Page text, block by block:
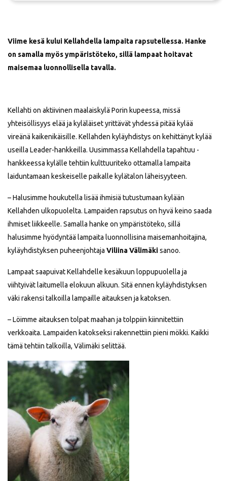
Viime kesä kului Kellahdella lampaita rapsutellessa. Hanke
on samalla myös ympäristöteko, sillä lampaat hoitavat
maisemaa luonnollisella tavalla.
Kellahti on aktiivinen maalaiskylä Porin kupeessa, missä
yhteisöllisyys elää ja kyläläiset yrittävät yhdessä pitää kylää
vireänä kaikenikäisille. Kellahden kyläyhdistys on kehittänyt kylää
useilla Leader-hankkeilla. Uusimmassa Kellahdella tapahtuu -
hankkeessa kylälle tehtiin kulttuuriteko ottamalla lampaita
laiduntamaan keskeiselle paikalle kylätalon läheisyyteen.
– Halusimme houkutella lisää ihmisiä tutustumaan kylään
Kellahden ulkopuolelta. Lampaiden rapsutus on hyvä keino saada
ihmiset liikkeelle. Samalla hanke on ympäristöteko, sillä
halusimme hyödyntää lampaita luonnollisina maisemanhoitajina,
kyläyhdistyksen puheenjohtaja Viliina Välimäkisanoo.
Lampaat saapuivat Kellahdelle kesäkuun loppupuolella ja
viihtyivät laitumella elokuun alkuun. Sitä ennen kyläyhdistyksen
väki rakensi talkoilla lampaille aitauksen ja katoksen.
– Löimme aitauksen tolpat maahan ja tolppiin kiinnitettiin
verkkoaita. Lampaiden katokseksi rakennettiin pieni mökki. Kaikki
tämä tehtiin talkoilla, Välimäki selittää.